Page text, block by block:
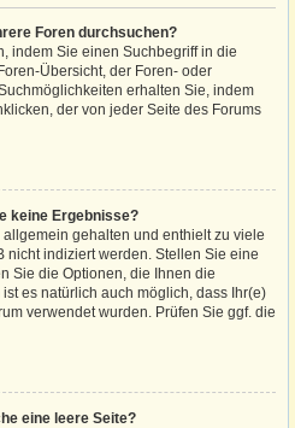
Foren durchsuchen?
indem Sie einen Suchbegriff in die
Übersicht, der Foren- oder
erhalten Sie, indem
der von jeder Seite des Forums
keine Ergebnisse?
gehalten und enthielt zu viele
nicht indiziert werden. Stellen Sie eine
Sie die Optionen, die Ihnen die
es natürlich auch möglich, dass Ihr(e)
verwendet wurden. Prüfen Sie ggf. die
eine leere Seite?